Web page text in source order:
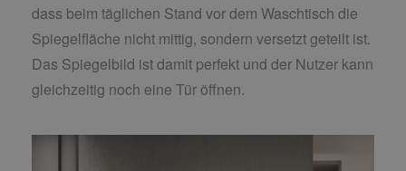
dass beim täglichen Stand vor dem Waschtisch die
Spiegelfläche nicht mittig, sondern versetzt geteilt ist.
Das Spiegelbild ist damit perfekt und der Nutzer kann
gleichzeitig noch eine Tür öffnen.